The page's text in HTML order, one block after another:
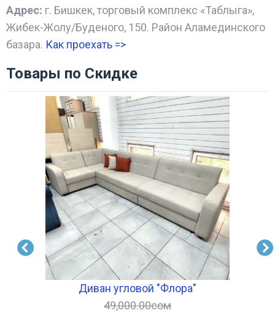
Адрес: г. Бишкек, торговый комплекс «Таблыга»,
Жибек-Жолу/Буденого, 150. Район Аламединского
базара. Как проехать =>
Товары по Скидке
Диван угловой "Флора"
49,000.00сом